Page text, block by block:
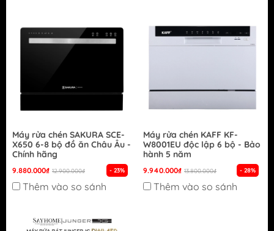
Máy rửa chén SAKURA SCE-
X650 6-8 bộ đồ ăn Châu Âu -
Chính hãng
9.880.000₫ 12.900.000₫ - 23%
Thêm vào so sánh
Máy rửa chén KAFF KF-
W8001EU độc lập 6 bộ - Bảo
hành 5 năm
9.940.000₫ 13.800.000₫ - 28%
Thêm vào so sánh